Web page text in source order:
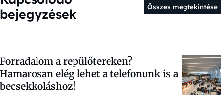
bejegyzések
Összes megtekintése
Forradalom a repülőtereken?
Hamarosan elég lehet a telefonunk is a
becsekkoláshoz!